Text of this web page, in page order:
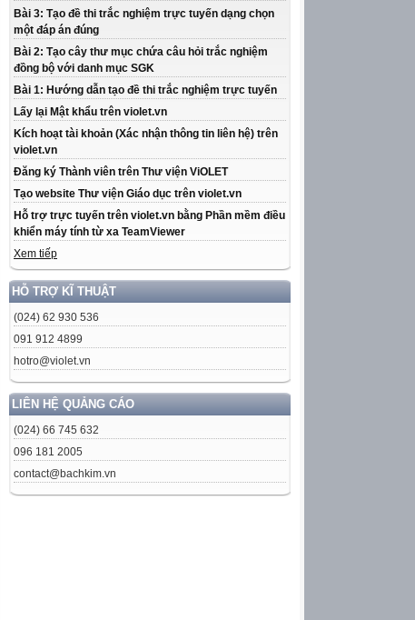
Bài 3: Tạo đề thi trắc nghiệm trực tuyến dạng chọn
một đáp án đúng
Bài 2: Tạo cây thư mục chứa câu hỏi trắc nghiệm
đồng bộ với danh mục SGK
Bài 1: Hướng dẫn tạo đề thi trắc nghiệm trực tuyến
Lấy lại Mật khẩu trên violet.vn
Kích hoạt tài khoản (Xác nhận thông tin liên hệ) trên
violet.vn
Đăng ký Thành viên trên Thư viện ViOLET
Tạo website Thư viện Giáo dục trên violet.vn
Hỗ trợ trực tuyến trên violet.vn bằng Phần mềm điều
khiển máy tính từ xa TeamViewer
Xem tiếp
HỖ TRỢ KĨ THUẬT
(024) 62 930 536
091 912 4899
hotro@violet.vn
LIÊN HỆ QUẢNG CÁO
(024) 66 745 632
096 181 2005
contact@bachkim.vn